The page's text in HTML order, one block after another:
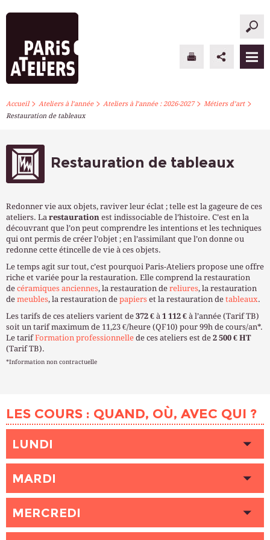
PARIS ATELIERS
ATELIERS À L’ANNÉE
INFOS PRATIQUES
S’INSCRIRE
Accueil> Ateliers à l’année> Ateliers à l’année : 2026-2027> Métiers d’art>
Restauration de tableaux
Restauration de tableaux
Redonner vie aux objets, raviver leur éclat ; telle est la gageure de ces
ateliers. La restauration est indissociable de l’histoire. C’est en la
découvrant que l’on peut comprendre les intentions et les techniques
qui ont permis de créer l’objet ; en l’assimilant que l’on donne ou
redonne cette étincelle de vie à ces objets.
Le temps agit sur tout, c’est pourquoi Paris-Ateliers propose une offre
riche et variée pour la restauration. Elle comprend la restauration
de céramiques anciennes, la restauration de reliures, la restauration
de meubles, la restauration de papiers et la restauration de tableaux.
Les tarifs de ces ateliers varient de 372 € à 1 112 € à l’année (Tarif TB)
soit un tarif maximum de 11,23 €/heure (QF10) pour 99h de cours/an*.
Le tarifFormation professionnelle de ces ateliers est de 2 500 € HT
(Tarif TB).
*Information non contractuelle
LES COURS : QUAND, OÙ, AVEC QUI ?
LUNDI
HEURE 10h00 - 13h00
LIEU VAUGIRARD (Paris 6ème)
INTERVENANT (E) SORLIN Vincent
PLACES DISPONIBLES
MARDI
HEURE 10h00 - 13h00
LIEU VAUGIRARD (Paris 6ème)
INTERVENANT (E) SORLIN Vincent
MERCREDI